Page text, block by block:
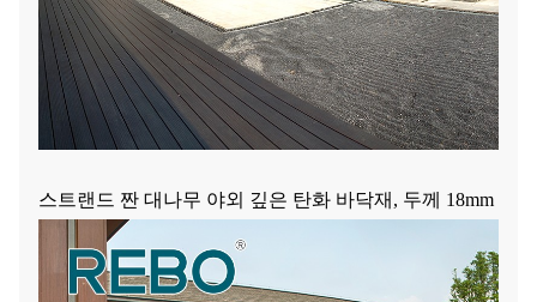
스트랜드 짠 대나무 야외 깊은 탄화 바닥재, 두께 18mm